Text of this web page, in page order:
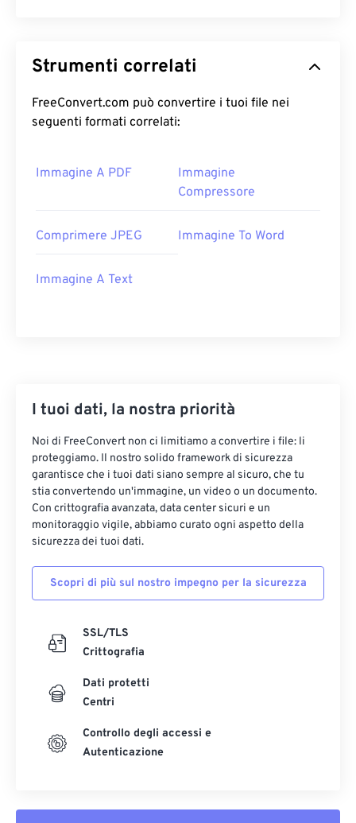
Strumenti correlati
FreeConvert.com può convertire i tuoi file nei
seguenti formati correlati:
Immagine A PDF
Immagine
Compressore
Comprimere JPEG Immagine To Word
Immagine A Text
I tuoi dati, la nostra priorità
Noi di FreeConvert non ci limitiamo a convertire i file: li
proteggiamo. Il nostro solido framework di sicurezza
garantisce che i tuoi dati siano sempre al sicuro, che tu
stia convertendo un'immagine, un video o un documento.
Con crittografia avanzata, data center sicuri e un
monitoraggio vigile, abbiamo curato ogni aspetto della
sicurezza dei tuoi dati.
Scopri di più sul nostro impegno per la sicurezza
SSL/TLS
Crittografia
Dati protetti
Centri
Controllo degli accessi e
Autenticazione